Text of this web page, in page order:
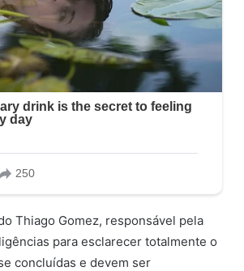
Thiago Gomez, responsável pela
para esclarecer totalmente o
concluídas e devem ser